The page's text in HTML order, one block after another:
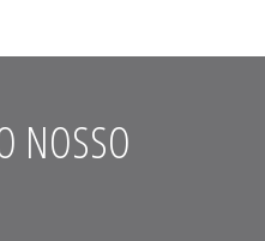
NOSSO